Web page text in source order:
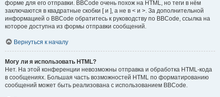
форме для его отправки. BBCode очень похож на HTML, но теги в нём
заключаются в квадратные скобки [ и ], а не в < и >. За дополнительной
информацией о BBCode обратитесь к руководству по BBCode, ссылка на
которое доступна из формы отправки сообщений.
Вернуться к началу
Могу ли я использовать HTML?
Нет. На этой конференции невозможны отправка и обработка HTML-кода
в сообщениях. Большая часть возможностей HTML по форматированию
сообщений может быть реализована с использованием BBCode.